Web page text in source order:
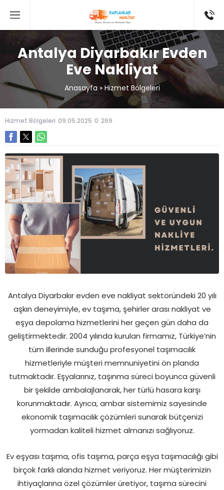
Antalya Diyarbakır Evden
Eve Nakliyat
Anasayfa» Hizmet Bölgeleri
Hizmet Bölgeleri 09.05.2025 0 269
Antalya Diyarbakır evden eve nakliyat sektöründeki 20 yılı
aşkın deneyimiyle, ev taşıma, şehirler arası nakliyat ve
eşya depolama hizmetlerini her geçen gün daha da
geliştirmektedir. 2004 yılında kurulan firmamız, Türkiye’nin
tüm illerinde sunduğu profesyonel taşımacılık
hizmetleriyle müşteri memnuniyetini ön planda
tutmaktadır. Eşyalarınız, taşınma süreci boyunca güvenli
bir şekilde ambalajlanarak, her türlü hasara karşı
korunmaktadır. Ayrıca, ambar sistemimiz sayesinde
ekonomik taşımacılık çözümleri sunarak bütçenizi
yormadan kaliteli hizmet almanızı sağlıyoruz.
Ev eşyası taşıma, ofis taşıma, parça eşya taşımacılığı gibi
birçok farklı alanda hizmet veriyoruz. Her müşterimizin
ihtiyaçlarına özel çözümler üretiyor, taşıma sürecini